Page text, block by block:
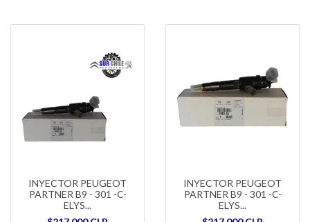
INYECTOR PEUGEOT
PARTNER B9 - 301 -C-
ELYS...
INYECTOR PEUGEOT
PARTNER B9 - 301 -C-
ELYS...